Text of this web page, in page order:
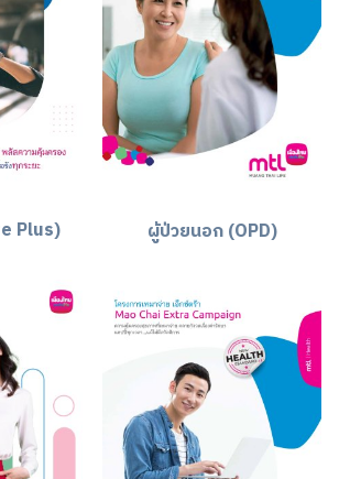
Plus) ผู้ป่วยนอก (OPD)